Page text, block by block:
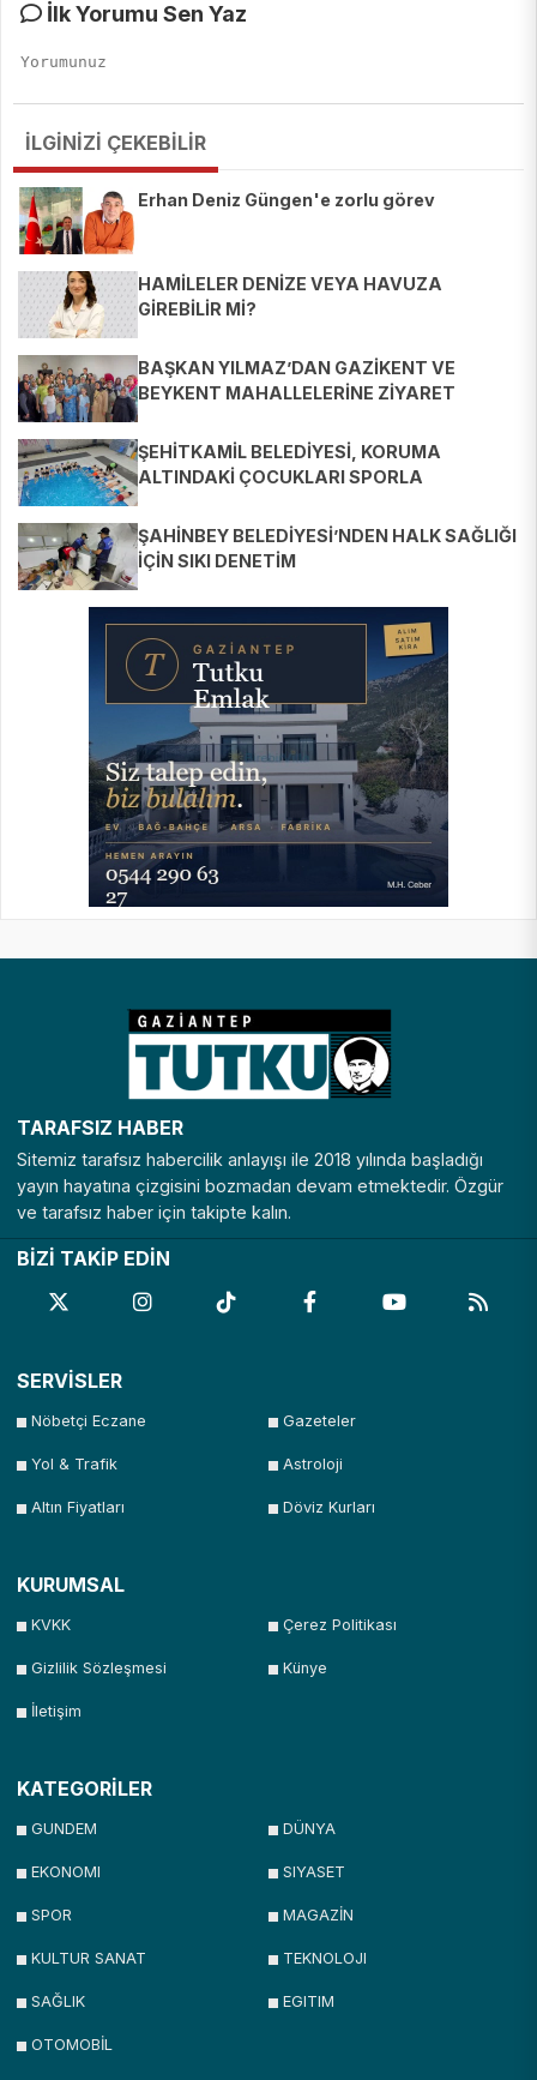
İlk Yorumu Sen Yaz
İLGİNİZİ ÇEKEBİLİR
Erhan Deniz Güngen'e zorlu görev
HAMİLELER DENİZE VEYA HAVUZA
GİREBİLİR Mİ?
BAŞKAN YILMAZ’DAN GAZİKENT VE
BEYKENT MAHALLELERİNE ZİYARET
ŞEHİTKAMİL BELEDİYESİ, KORUMA
ALTINDAKİ ÇOCUKLARI SPORLA
ŞAHİNBEY BELEDİYESİ’NDEN HALK SAĞLIĞI
İÇİN SIKI DENETİM
TARAFSIZ HABER
Sitemiz tarafsız habercilik anlayışı ile 2018 yılında başladığı
yayın hayatına çizgisini bozmadan devam etmektedir. Özgür
ve tarafsız haber için takipte kalın.
BİZİ TAKİP EDİN
SERVİSLER
Nöbetçi Eczane Gazeteler
Yol & Trafik Astroloji
Altın Fiyatları Döviz Kurları
KURUMSAL
KVKK Çerez Politikası
Gizlilik Sözleşmesi Künye
İletişim
KATEGORİLER
GUNDEM DÜNYA
EKONOMI SIYASET
SPOR MAGAZİN
KULTUR SANAT TEKNOLOJI
SAĞLIK EGITIM
OTOMOBİL